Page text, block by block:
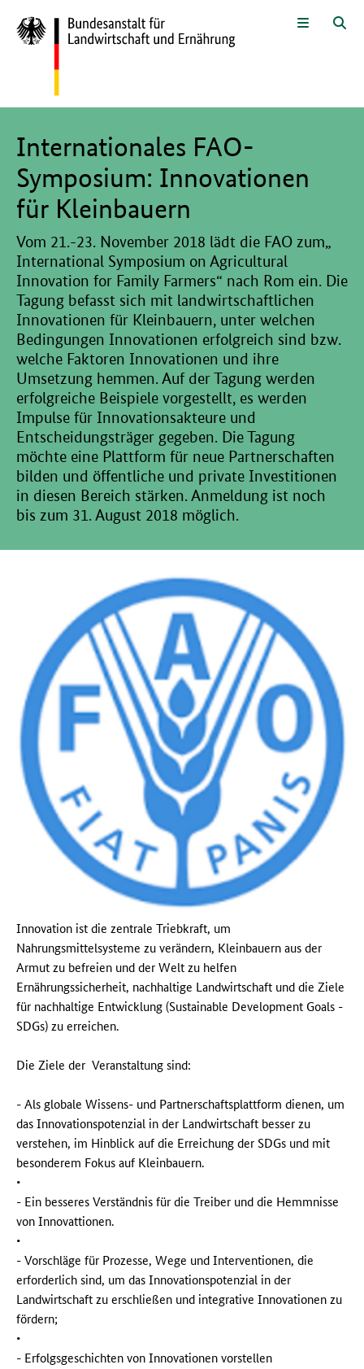
Zur Sprachwahl und Menü
Internationales FAO-
Symposium: Innovationen
für Kleinbauern
Vom 21.-23. November 2018 lädt die FAO zum„
International Symposium on Agricultural
Innovation for Family Farmers“ nach Rom ein. Die
Tagung befasst sich mit landwirtschaftlichen
Innovationen für Kleinbauern, unter welchen
Bedingungen Innovationen erfolgreich sind bzw.
welche Faktoren Innovationen und ihre
Umsetzung hemmen. Auf der Tagung werden
erfolgreiche Beispiele vorgestellt, es werden
Impulse für Innovationsakteure und
Entscheidungsträger gegeben. Die Tagung
möchte eine Plattform für neue Partnerschaften
bilden und öffentliche und private Investitionen
in diesen Bereich stärken. Anmeldung ist noch
bis zum 31. August 2018 möglich.
Innovation ist die zentrale Triebkraft, um
Nahrungsmittelsysteme zu verändern, Kleinbauern aus der
Armut zu befreien und der Welt zu helfen
Ernährungssicherheit, nachhaltige Landwirtschaft und die Ziele
für nachhaltige Entwicklung (Sustainable Development Goals -
SDGs) zu erreichen.
Die Ziele der Veranstaltung sind:
- Als globale Wissens- und Partnerschaftsplattform dienen, um
das Innovationspotenzial in der Landwirtschaft besser zu
verstehen, im Hinblick auf die Erreichung der SDGs und mit
besonderem Fokus auf Kleinbauern.
•
- Ein besseres Verständnis für die Treiber und die Hemmnisse
von Innovattionen.
•
- Vorschläge für Prozesse, Wege und Interventionen, die
erforderlich sind, um das Innovationspotenzial in der
Landwirtschaft zu erschließen und integrative Innovationen zu
fördern;
•
- Erfolgsgeschichten von Innovationen vorstellen